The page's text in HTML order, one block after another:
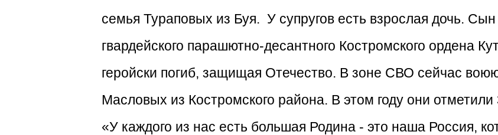
семья Тураповых из Буя. У супругов есть взрослая дочь.
гвардейского парашютно-десантного Костромского ордена
геройски погиб, защищая Отечество. В зоне СВО сейчас
Масловых из Костромского района. В этом году они
«У каждого из нас есть большая Родина - это наша Россия,